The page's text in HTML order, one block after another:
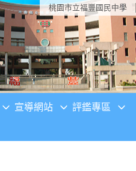
桃園市立福豐國民中學
宣導網站 評鑑專區